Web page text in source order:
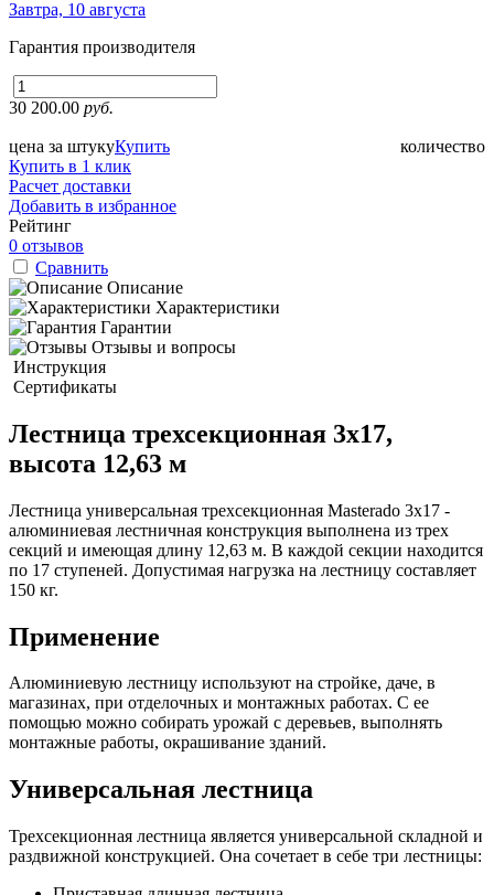
Завтра, 10 августа
Гарантия производителя
30 200.00 руб.
цена за штуку количество
Купить
Купить в 1 клик
Расчет доставки
Добавить в избранное
Рейтинг
0 отзывов
Сравнить
Описание
Характеристики
Гарантии
Отзывы и вопросы
Инструкция
Сертификаты
Лестница трехсекционная 3х17,
высота 12,63 м
Лестница универсальная трехсекционная Masterado 3х17 -
алюминиевая лестничная конструкция выполнена из трех
секций и имеющая длину 12,63 м. В каждой секции находится
по 17 ступеней. Допустимая нагрузка на лестницу составляет
150 кг.
Применение
Алюминиевую лестницу используют на стройке, даче, в
магазинах, при отделочных и монтажных работах. С ее
помощью можно собирать урожай с деревьев, выполнять
монтажные работы, окрашивание зданий.
Универсальная лестница
Трехсекционная лестница является универсальной складной и
раздвижной конструкцией. Она сочетает в себе три лестницы: